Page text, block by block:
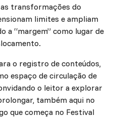
transformações do
limites e ampliam
a “margem” como lugar de
o registro de conteúdos,
espaço de circulação de
o leitor a explorar
também aqui no
que começa no Festival